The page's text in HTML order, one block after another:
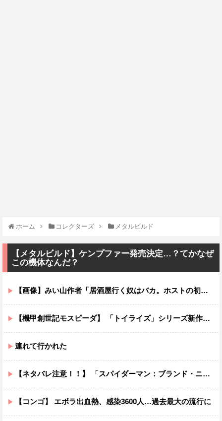
ホーム コレクターズ メタルビルド
【メタルビルド】ケンプファー発売決定…？てかなぜ
この機体なんだ？
【画像】みい山作者「居酒屋行く奴はバカ。ホストの初回なら居酒屋より安く飲めてイケメンにチヤホヤされる」
【機甲創世記モスピーダ】 「トイライズ」シリーズ新作【明日予約開始】
連れて行かれた
【ネタバレ注意！！】 「スパイダーマン：ブランド・ニュー・デイ」にも出てきたけどあの組織潰した方がいいだろ…
【コンゴ】 エボラ出血熱、感染3600人…過去最大の流行に